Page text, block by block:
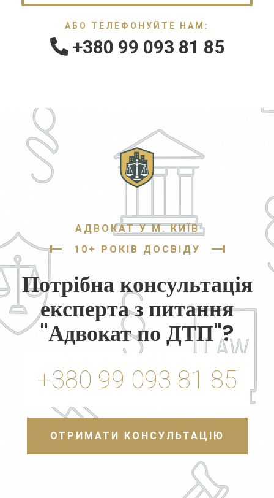
АБО ТЕЛЕФОНУЙТЕ НАМ:
+380 99 093 81 85
АДВОКАТ У М. КИЇВ
10+ РОКІВ ДОСВІДУ
Потрібна консультація
експерта з питання
"Адвокат по ДТП"?
+380 99 093 81 85
ОТРИМАТИ КОНСУЛЬТАЦІЮ